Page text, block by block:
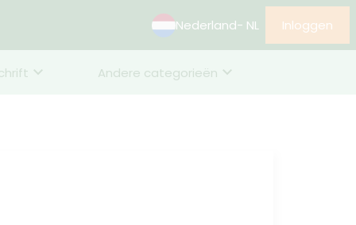
Nederland- NL Inloggen
Andere categorieën